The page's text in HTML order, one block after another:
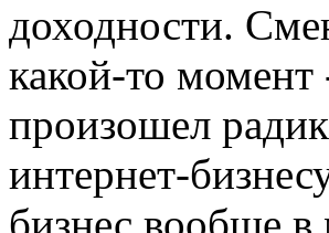
доходности.
какой-то
произошел
интернет-